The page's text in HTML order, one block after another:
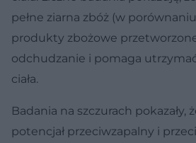
pełne ziarna zbóż (w
produkty zbożowe
odchudzanie i pomaga
ciała.
Badania na szczurach pokazały,
potencjał przeciwzapalny i